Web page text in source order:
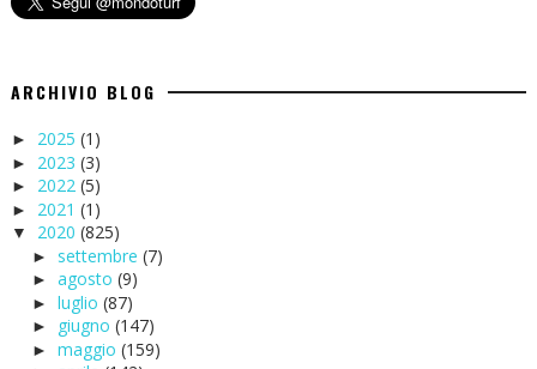
ARCHIVIO BLOG
► 2025 (1)
► 2023 (3)
► 2022 (5)
► 2021 (1)
▼ 2020 (825)
► settembre (7)
► agosto (9)
► luglio (87)
► giugno (147)
► maggio (159)